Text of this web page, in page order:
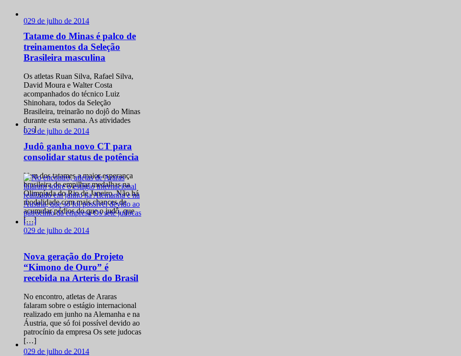
029 de julho de 2014
Tatame do Minas é palco de
treinamentos da Seleção
Brasileira masculina
Os atletas Ruan Silva, Rafael Silva,
David Moura e Walter Costa
acompanhados do técnico Luiz
Shinohara, todos da Seleção
Brasileira, treinarão no dojô do Minas
durante esta semana. As atividades
[…]
029 de julho de 2014
Judô ganha novo CT para
consolidar status de potência
Vem dos tatames a maior esperança
brasileira de empilhar medalhas na
Olimpíada do Rio de Janeiro. Não há
modalidade com mais chances de
acumular pódios do que o judô, que
[…]
029 de julho de 2014
Nova geração do Projeto
“Kimono de Ouro” é
recebida na Arteris do Brasil
No encontro, atletas de Araras
falaram sobre o estágio internacional
realizado em junho na Alemanha e na
Áustria, que só foi possível devido ao
patrocínio da empresa Os sete judocas
[…]
029 de julho de 2014